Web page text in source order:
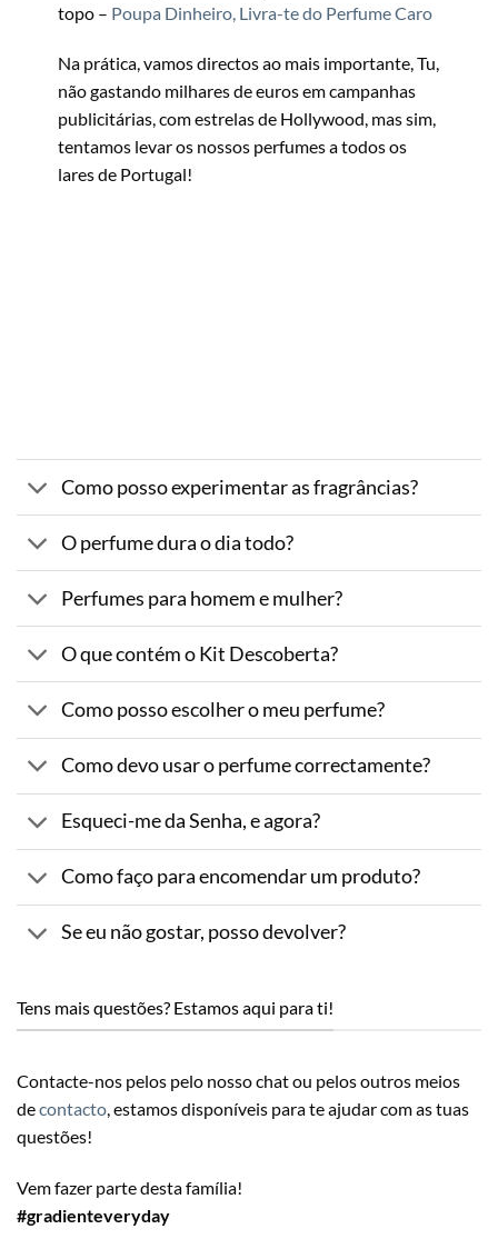
topo – Poupa Dinheiro, Livra-te do Perfume Caro
Na prática, vamos directos ao mais importante, Tu,
não gastando milhares de euros em campanhas
publicitárias, com estrelas de Hollywood, mas sim,
tentamos levar os nossos perfumes a todos os
lares de Portugal!
Como posso experimentar as fragrâncias?
O perfume dura o dia todo?
Perfumes para homem e mulher?
O que contém o Kit Descoberta?
Como posso escolher o meu perfume?
Como devo usar o perfume correctamente?
Esqueci-me da Senha, e agora?
Como faço para encomendar um produto?
Se eu não gostar, posso devolver?
Tens mais questões? Estamos aqui para ti!
Contacte-nos pelos pelo nosso chat ou pelos outros meios
decontacto, estamos disponíveis para te ajudar com as tuas
questões!
Vem fazer parte desta família!
#gradienteveryday